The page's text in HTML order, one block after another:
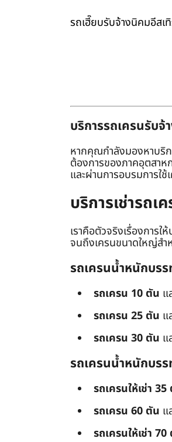
รถเฮี๊ยบรับจ้างนิคมอีสเ
บริการรถเครนรับ
หากคุณกำลังมองหาบริ
ต้องการของภาคอุตสาห
และผ่านการอบรมการใ
บริการเช่ารถ
เราคือตัวจริงเรื่องการใ
จนถึงเครนขนาดใหญ่สำ
รถเครนน้ำหนักบร
รถเครน 10 ตัน แ
รถเครน 25 ตัน แ
รถเครน 30 ตัน แ
รถเครนน้ำหนักบร
รถเครนให้เช่า
รถเครน 60 ตัน แ
รถเครนให้เช่า